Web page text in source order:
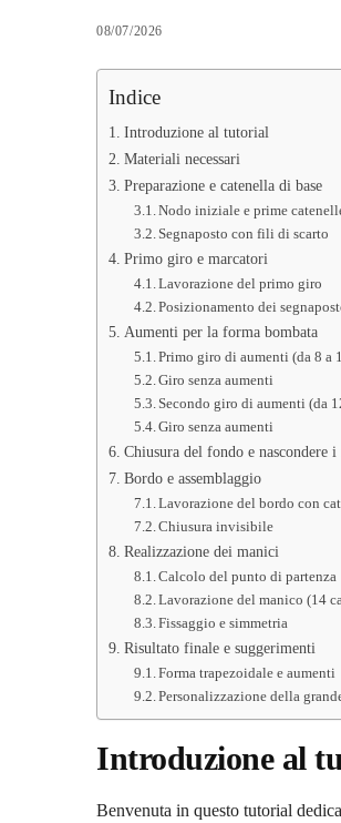
08/07/2026
Indice
Introduzione al tutorial
Materiali necessari
Preparazione e catenella di base
Nodo iniziale e prime
Segnaposto con fili di scarto
Primo giro e marcatori
Lavorazione del primo giro
Posizionamento dei
Aumenti per la forma bombata
Primo giro di aumenti (da 8 a
Giro senza aumenti
Secondo giro di aumenti (da
Giro senza aumenti
Chiusura del fondo e nascondere
Bordo e assemblaggio
Lavorazione del bordo con
Chiusura invisibile
Realizzazione dei manici
Calcolo del punto di partenza
Lavorazione del manico (14
Fissaggio e simmetria
Risultato finale e suggerimenti
Forma trapezoidale e aumenti
Personalizzazione della
Introduzione al
Benvenuta in questo tutorial